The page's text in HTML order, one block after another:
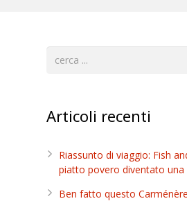
Articoli recenti
Riassunto di viaggio: Fish
piatto povero diventato una
Ben fatto questo